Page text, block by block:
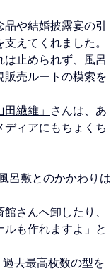
や結婚披露宴の引
えてくれました。
止められず、風呂
売ルートの模索を
田繊維」 さんは、あ
ィアにもちょくち
呂敷とのかかわりは
さんへ卸したり、
も作れますよ」と
去最高枚数の型を